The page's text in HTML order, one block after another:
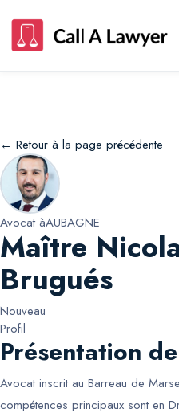
← Retour à la page précédente
Avocat àAUBAGNE
Maître
Brugués
Nouveau
Profil
Présentation
Avocat inscrit au Barreau de
compétences principaux sont en